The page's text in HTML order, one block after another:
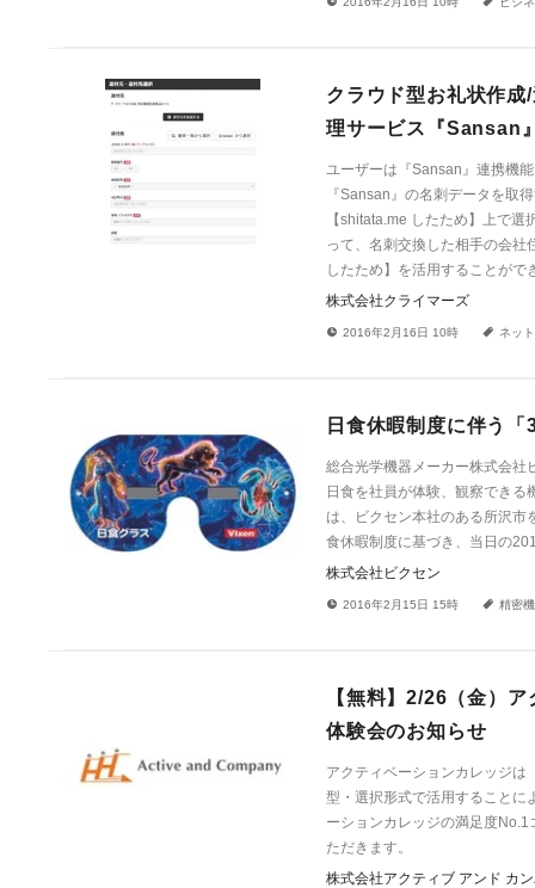
クラウド型お礼状作
理サービス『Sansan
ユーザーは『Sansan』連携機
『Sansan』の名刺データを取
【shitata.me したため】上で
って、名刺交換した相手の会
したため】を活用することがで
株式会社クライマーズ
! 2016年2月16日 10時 a ネッ
日食休暇制度に伴う
総合光学機器メーカー株式会社
日食を社員が体験、観察でき
は、ビクセン本社のある所沢市
食休暇制度に基づき、当日の
株式会社ビクセン
! 2016年2月15日 15時 a 精密
【無料】2/26（金）
体験会のお知らせ
アクティベーションカレッジは
型・選択形式で活用することに
ーションカレッジの満足度
ただきます。
株式会社アクティブ アンド カ